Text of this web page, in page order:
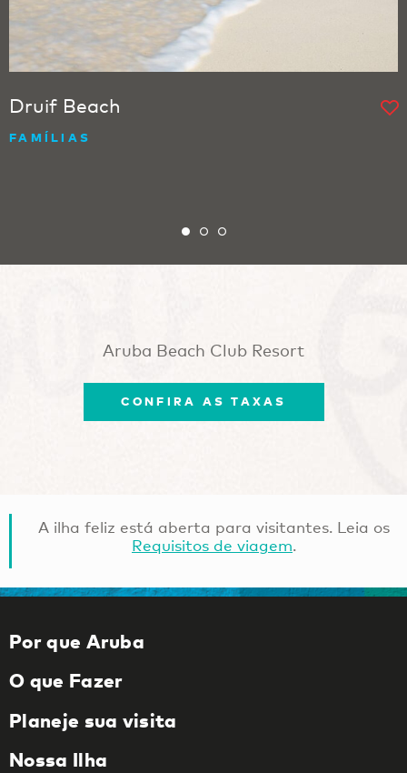
Druif Beach
FAMÍLIAS
Aruba Beach Club Resort
CONFIRA AS TAXAS
A ilha feliz está aberta para visitantes. Leia os
Requisitos de viagem.
Por que Aruba
O que Fazer
Planeje sua visita
Nossa Ilha